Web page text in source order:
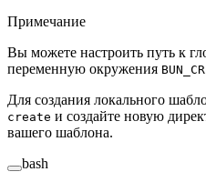
Примечание
Вы можете настроить путь к
переменную окружения
Для создания локального
create и создайте новую
вашего шаблона.
bash